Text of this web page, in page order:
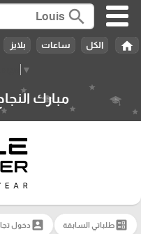
▼
search
home الكل ساعات بلايز
مبارك
ballotطلباتي السابقة account_box دخول